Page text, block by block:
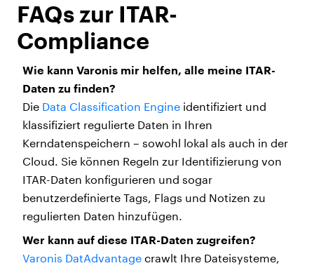
FAQs zur ITAR-
Compliance
Wie kann Varonis mir helfen, alle meine ITAR-
Daten zu finden?
Die Data Classification Engine identifiziert und
klassifiziert regulierte Daten in Ihren
Kerndatenspeichern – sowohl lokal als auch in der
Cloud. Sie können Regeln zur Identifizierung von
ITAR-Daten konfigurieren und sogar
benutzerdefinierte Tags, Flags und Notizen zu
regulierten Daten hinzufügen.
Wer kann auf diese ITAR-Daten zugreifen?
Varonis DatAdvantage crawlt Ihre Dateisysteme,